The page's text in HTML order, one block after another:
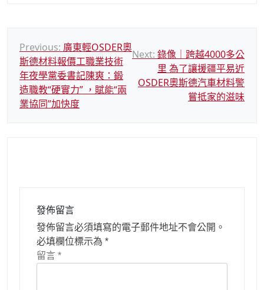
文
章
導
覽
Previous: 廣東輕OSDER奧
斯德材料報價工職業技術
年夜學黨委書記陳爽：鍛
造職教“硬實力” ，賦能“兩
業協同”加快度
Next: 錄像｜跨越4000多公
里 為了讓援疆平易近
OSDER奧斯德汽車材料警
嘗抵家的滋味
發佈留言
發佈留言必須填寫的電子郵件地址不會公開。
必填欄位標示為 *
留言 *